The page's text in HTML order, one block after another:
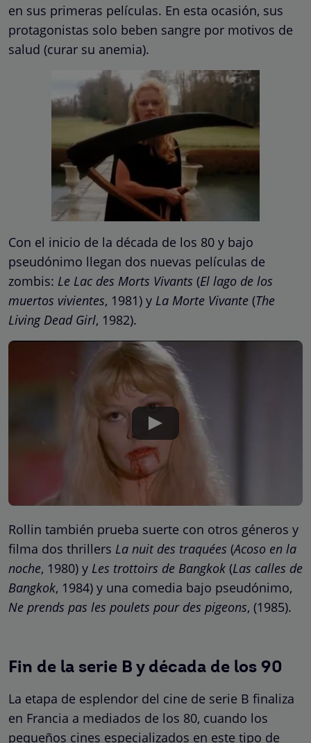
en sus primeras películas. En esta ocasión, sus
protagonistas solo beben sangre por motivos de
salud (curar su anemia).
Con el inicio de la década de los 80 y bajo
pseudónimo llegan dos nuevas películas de
zombis: Le Lac des Morts Vivants (El lago de los
muertos vivientes, 1981) y La Morte Vivante (The
Living Dead Girl, 1982).
Rollin también prueba suerte con otros géneros y
filma dos thrillers La nuit des traquées (Acoso en la
noche, 1980) y Les trottoirs de Bangkok (Las calles de
Bangkok, 1984) y una comedia bajo pseudónimo,
Ne prends pas les poulets pour des pigeons, (1985).
Fin de la serie B y década de los 90
La etapa de esplendor del cine de serie B finaliza
en Francia a mediados de los 80, cuando los
pequeños cines especializados en este tipo de